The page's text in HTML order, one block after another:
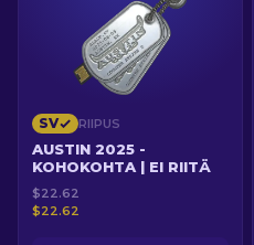
SV RIIPUS
AUSTIN 2025 -
KOHOKOHTA | EI RIITÄ
$22.62
$22.62